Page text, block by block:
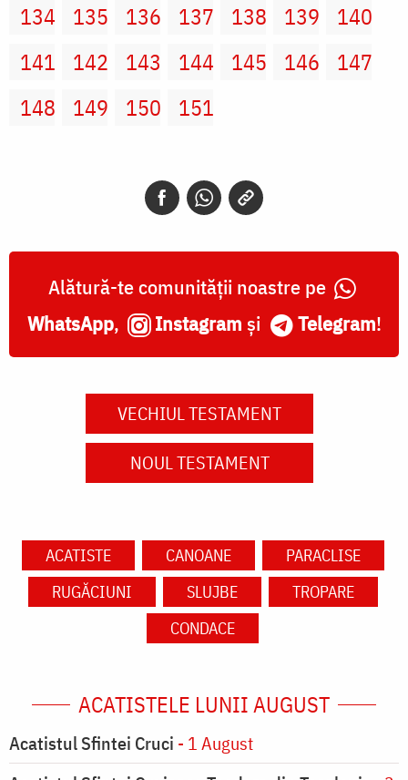
134
135 136 137 138 139
140
141
142 143 144 145 146
147
148
149 150 151
Alătură-te comunității noastre pe
WhatsApp, Instagram și Telegram!
VECHIUL TESTAMENT
NOUL TESTAMENT
ACATISTE CANOANE
PARACLISE
RUGĂCIUNI
SLUJBE
TROPARE
CONDACE
ACATISTELE LUNII AUGUST
Acatistul Sfintei Cruci - 1 August